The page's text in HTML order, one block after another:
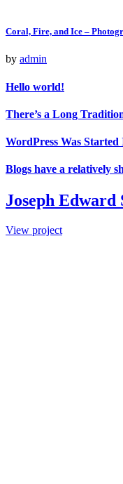
Coral, Fire, and Ice –
by admin
Hello world!
There’s a Long
WordPress Was Started
Blogs have a relatively
Joseph
View project